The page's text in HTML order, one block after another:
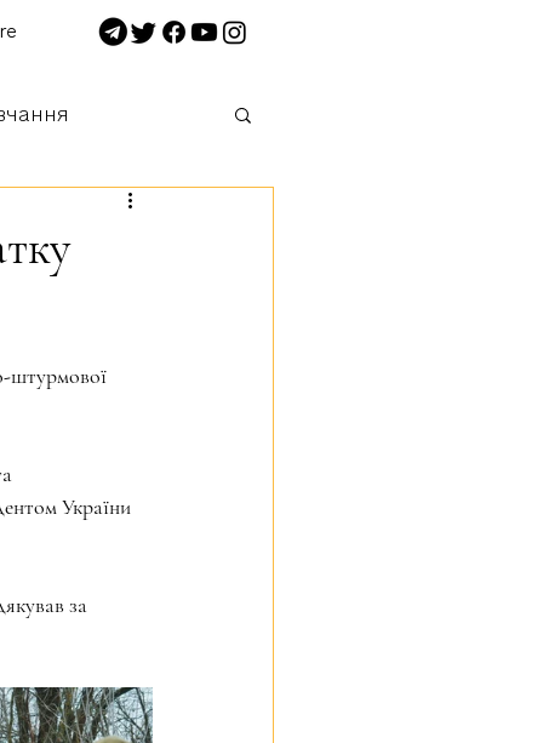
штурмової
України
за